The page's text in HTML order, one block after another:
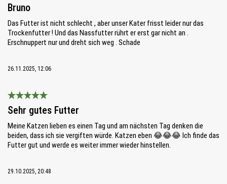
Bruno
Das Futter ist nicht schlecht , aber unser Kater frisst leider nur das
Trockenfutter ! Und das Nassfutter rührt er erst gar nicht an .
Erschnuppert nur und dreht sich weg . Schade
26.11.2025, 12:06
Bewertung mit 5 von 5 Sternen
Sehr gutes Futter
Meine Katzen lieben es einen Tag und am nächsten Tag denken die
beiden, dass ich sie vergiften würde. Katzen eben 😂😂😂 Ich finde das
Futter gut und werde es weiter immer wieder hinstellen.
29.10.2025, 20:48